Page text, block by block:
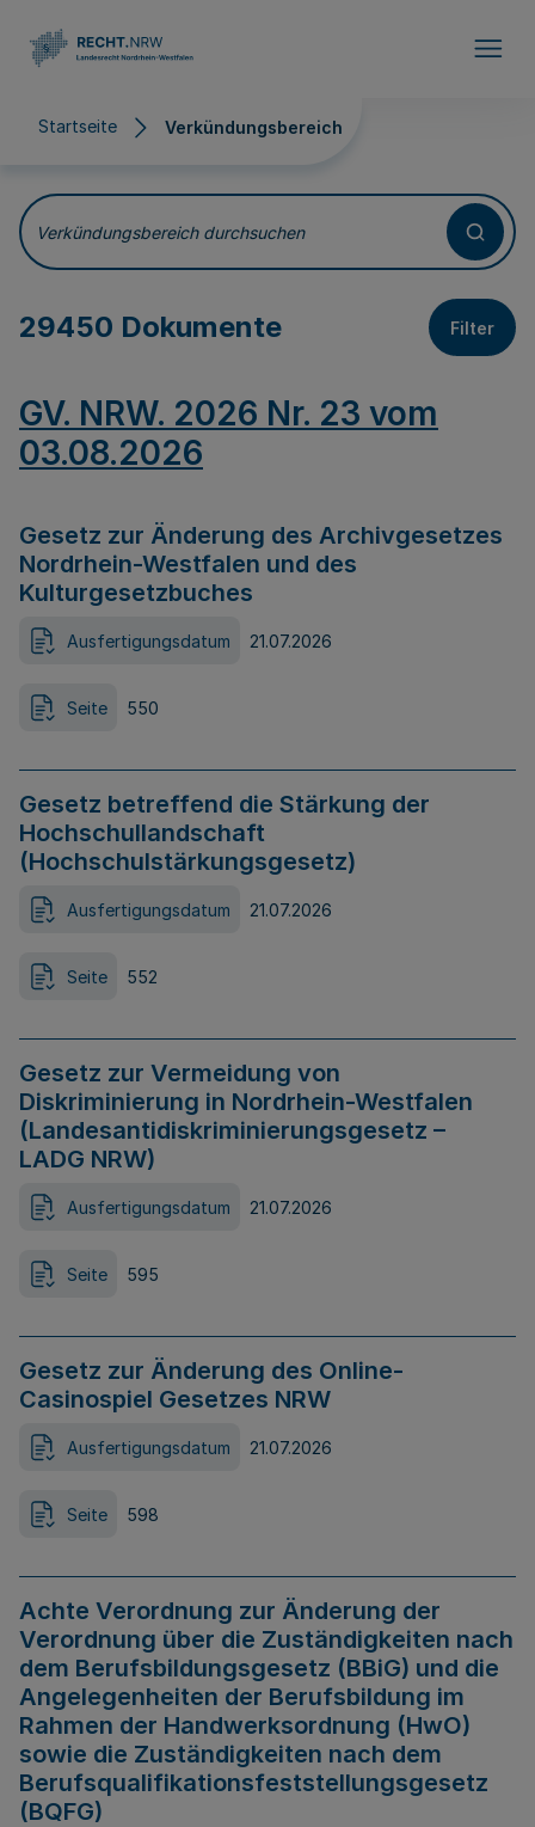
Startseite Verkündungsbereich
Verkündungsbereich
Verkündungsbereich durchsuchen
29450 Dokumente Filter
GV. NRW. 2026 Nr. 23 vom
03.08.2026
Gesetz zur Änderung des Archivgesetzes
Nordrhein-Westfalen und des
Kulturgesetzbuches
Ausfertigungsdatum 21.07.2026
Seite 550
Gesetz betreffend die Stärkung der
Hochschullandschaft
(Hochschulstärkungsgesetz)
Ausfertigungsdatum 21.07.2026
Seite 552
Gesetz zur Vermeidung von
Diskriminierung in Nordrhein-Westfalen
(Landesantidiskriminierungsgesetz –
LADG NRW)
Ausfertigungsdatum 21.07.2026
Seite 595
Gesetz zur Änderung des Online-
Casinospiel Gesetzes NRW
Ausfertigungsdatum 21.07.2026
Seite 598
Achte Verordnung zur Änderung der
Verordnung über die Zuständigkeiten nach
dem Berufsbildungsgesetz (BBiG) und die
Angelegenheiten der Berufsbildung im
Rahmen der Handwerksordnung (HwO)
sowie die Zuständigkeiten nach dem
Berufsqualifikationsfeststellungsgesetz
(BQFG)